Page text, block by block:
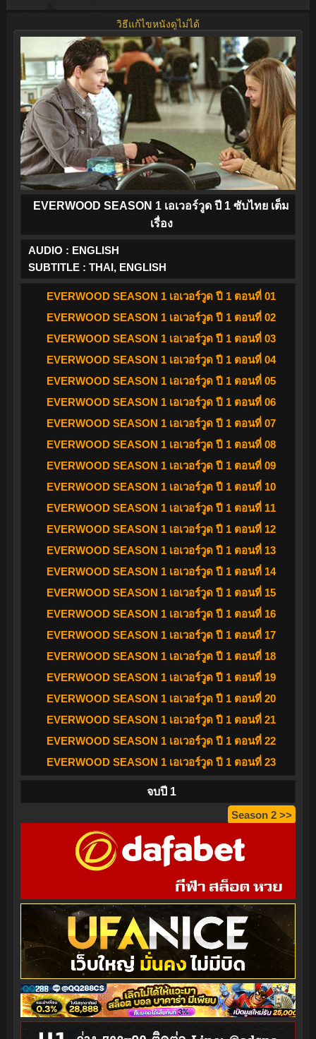
วิธีแก้ไขหนังดูไม่ได้
EVERWOOD SEASON 1 เอเวอร์วูด ปี 1 ซับไทย เต็ม
เรื่อง
AUDIO : ENGLISH
SUBTITLE : THAI, ENGLISH
EVERWOOD SEASON 1 เอเวอร์วูด ปี 1 ตอนที่ 01
EVERWOOD SEASON 1 เอเวอร์วูด ปี 1 ตอนที่ 02
EVERWOOD SEASON 1 เอเวอร์วูด ปี 1 ตอนที่ 03
EVERWOOD SEASON 1 เอเวอร์วูด ปี 1 ตอนที่ 04
EVERWOOD SEASON 1 เอเวอร์วูด ปี 1 ตอนที่ 05
EVERWOOD SEASON 1 เอเวอร์วูด ปี 1 ตอนที่ 06
EVERWOOD SEASON 1 เอเวอร์วูด ปี 1 ตอนที่ 07
EVERWOOD SEASON 1 เอเวอร์วูด ปี 1 ตอนที่ 08
EVERWOOD SEASON 1 เอเวอร์วูด ปี 1 ตอนที่ 09
EVERWOOD SEASON 1 เอเวอร์วูด ปี 1 ตอนที่ 10
EVERWOOD SEASON 1 เอเวอร์วูด ปี 1 ตอนที่ 11
EVERWOOD SEASON 1 เอเวอร์วูด ปี 1 ตอนที่ 12
EVERWOOD SEASON 1 เอเวอร์วูด ปี 1 ตอนที่ 13
EVERWOOD SEASON 1 เอเวอร์วูด ปี 1 ตอนที่ 14
EVERWOOD SEASON 1 เอเวอร์วูด ปี 1 ตอนที่ 15
EVERWOOD SEASON 1 เอเวอร์วูด ปี 1 ตอนที่ 16
EVERWOOD SEASON 1 เอเวอร์วูด ปี 1 ตอนที่ 17
EVERWOOD SEASON 1 เอเวอร์วูด ปี 1 ตอนที่ 18
EVERWOOD SEASON 1 เอเวอร์วูด ปี 1 ตอนที่ 19
EVERWOOD SEASON 1 เอเวอร์วูด ปี 1 ตอนที่ 20
EVERWOOD SEASON 1 เอเวอร์วูด ปี 1 ตอนที่ 21
EVERWOOD SEASON 1 เอเวอร์วูด ปี 1 ตอนที่ 22
EVERWOOD SEASON 1 เอเวอร์วูด ปี 1 ตอนที่ 23
จบปี 1
Season 2 >>